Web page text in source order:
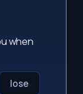
when
lose